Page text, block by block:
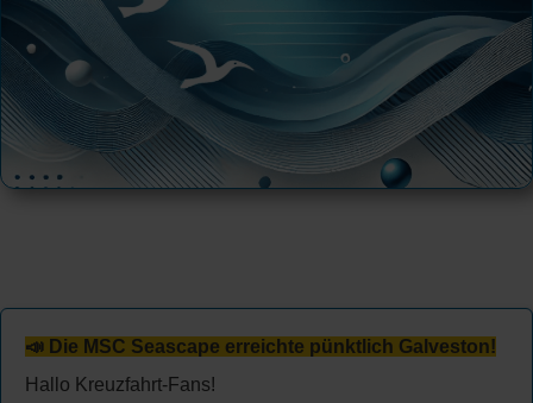
📣 Die MSC Seascape erreichte pünktlich Galveston!
Hallo Kreuzfahrt-Fans!